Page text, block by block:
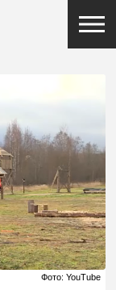
Фото: YouTube